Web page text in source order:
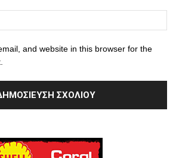
and website in this browser for the